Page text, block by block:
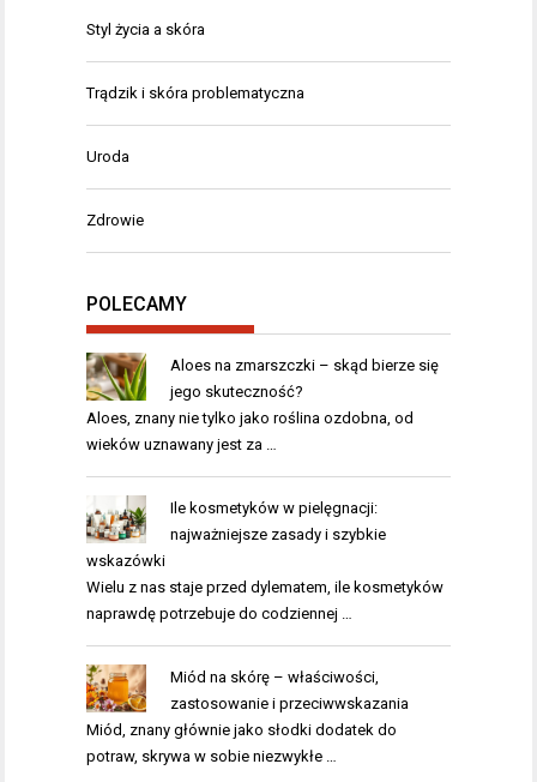
Styl życia a skóra
Trądzik i skóra problematyczna
Uroda
Zdrowie
POLECAMY
Aloes na zmarszczki – skąd bierze się
jego skuteczność?
Aloes, znany nie tylko jako roślina ozdobna, od
wieków uznawany jest za …
Ile kosmetyków w pielęgnacji:
najważniejsze zasady i szybkie
wskazówki
Wielu z nas staje przed dylematem, ile kosmetyków
naprawdę potrzebuje do codziennej …
Miód na skórę – właściwości,
zastosowanie i przeciwwskazania
Miód, znany głównie jako słodki dodatek do
potraw, skrywa w sobie niezwykłe …